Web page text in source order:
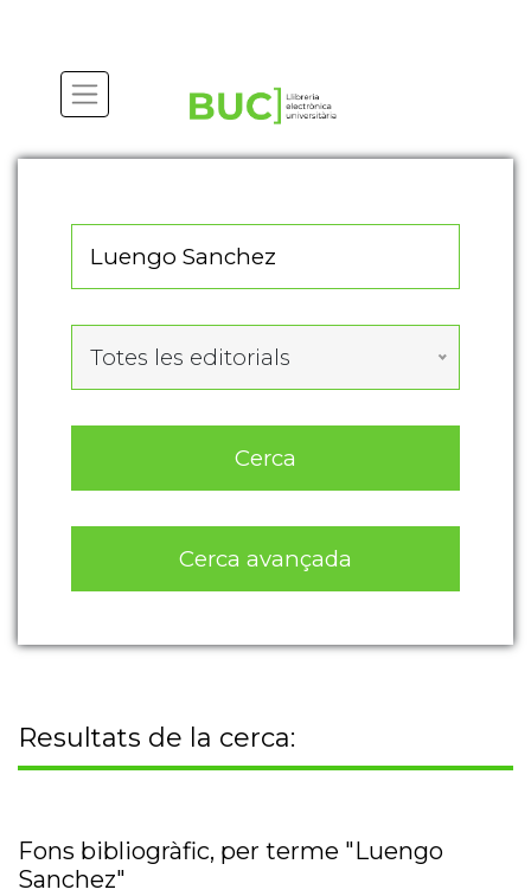
Totes les editorials
Cerca
Cerca avançada
Resultats de la cerca:
Fons bibliogràfic, per terme "Luengo
Sanchez"